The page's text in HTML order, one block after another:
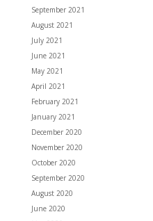
September 2021
August 2021
July 2021
June 2021
May 2021
April 2021
February 2021
January 2021
December 2020
November 2020
October 2020
September 2020
August 2020
June 2020